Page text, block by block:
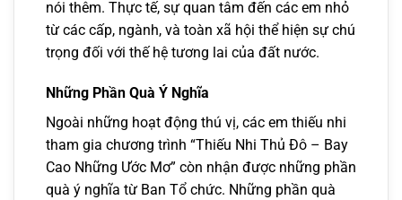
nói thêm. Thực tế, sự quan tâm đến các em nhỏ
từ các cấp, ngành, và toàn xã hội thể hiện sự chú
trọng đối với thế hệ tương lai của đất nước.
Những Phần Quà Ý Nghĩa
Ngoài những hoạt động thú vị, các em thiếu nhi
tham gia chương trình “Thiếu Nhi Thủ Đô – Bay
Cao Những Ước Mơ” còn nhận được những phần
quà ý nghĩa từ Ban Tổ chức. Những phần quà